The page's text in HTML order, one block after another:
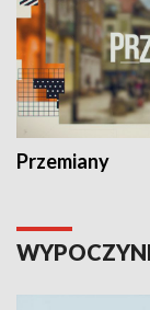
Przemiany